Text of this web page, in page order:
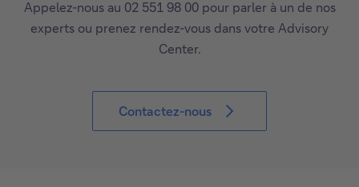
Appelez-nous au 02 551 98 00 pour parler à un de nos
experts ou prenez rendez-vous dans votre Advisory
Center.
Contactez-nous